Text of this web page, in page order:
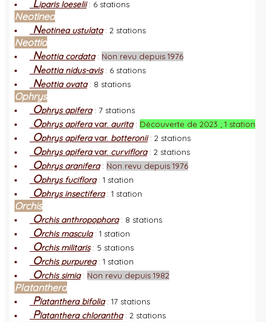
Liparis loeselii: 6 stations
Neotinea
Neotinea ustulata: 2 stations
Neottia
Neottia cordata: Non revu depuis 1976
Neottia nidus-avis: 6 stations
Neottia ovata: 8 stations
Ophrys
Ophrys apifera: 7 stations
Ophrys apiferavar. aurita: Découverte de 2023 ; 1 station
Ophrys apiferavar. botteronii: 2 stations
Ophrys apiferavar. curviflora: 2 stations
Ophrys aranifera: Non revu depuis 1976
Ophrys fuciflora: 1 station
Ophrys insectifera: 1 station
Orchis
Orchis anthropophora: 8 stations
Orchis mascula: 1 station
Orchis militaris: 5 stations
Orchis purpurea: 1 station
Orchis simia: Non revu depuis 1982
Platanthera
Platanthera bifolia: 17 stations
Platanthera chlorantha: 2 stations